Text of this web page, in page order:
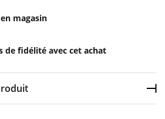
magasin
de fidélité avec cet achat